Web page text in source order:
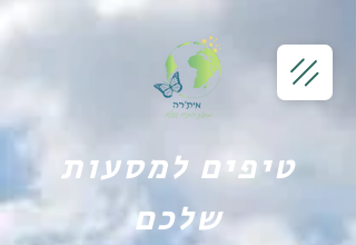
טיפים למסעות
שלכם